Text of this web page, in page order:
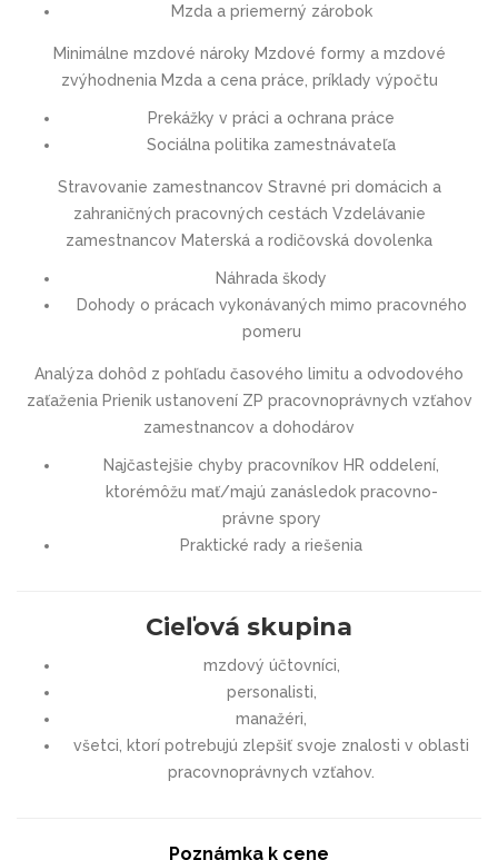
Mzda a priemerný zárobok
Minimálne mzdové nároky Mzdové formy a mzdové
zvýhodnenia Mzda a cena práce, príklady výpočtu
Prekážky v práci a ochrana práce
Sociálna politika zamestnávateľa
Stravovanie zamestnancov Stravné pri domácich a
zahraničných pracovných cestách Vzdelávanie
zamestnancov Materská a rodičovská dovolenka
Náhrada škody
Dohody o prácach vykonávaných mimo pracovného
pomeru
Analýza dohôd z pohľadu časového limitu a odvodového
zaťaženia Prienik ustanovení ZP pracovnoprávnych vzťahov
zamestnancov a dohodárov
Najčastejšie chyby pracovníkov HR oddelení,
ktorémôžu mať/majú zanásledok pracovno-
právne spory
Praktické rady a riešenia
Cieľová skupina
mzdový účtovníci,
personalisti,
manažéri,
všetci, ktorí potrebujú zlepšiť svoje znalosti v oblasti
pracovnoprávnych vzťahov.
Poznámka k cene